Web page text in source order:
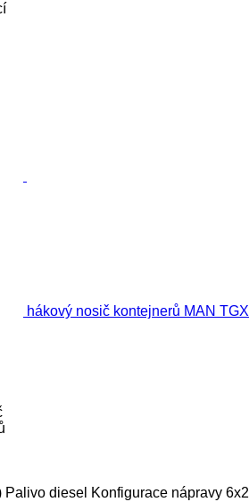
hákový nosič kontejnerů MAN TGX
Palivo diesel Konfigurace nápravy 6x2